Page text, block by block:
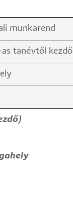
munkarend
tanévtől